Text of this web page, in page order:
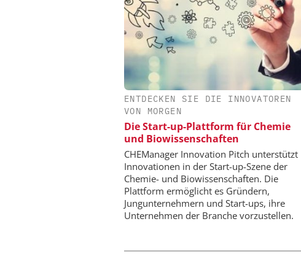
ENTDECKEN SIE DIE INNOVATOREN
VON MORGEN
Die Start-up-Plattform für Chemie
und Biowissenschaften
CHEManager Innovation Pitch unterstützt
Innovationen in der Start-up-Szene der
Chemie- und Biowissenschaften. Die
Plattform ermöglicht es Gründern,
Jungunternehmern und Start-ups, ihre
Unternehmen der Branche vorzustellen.
ZEPPELIN SYSTEMS GMBH
Sichere und hocheffiziente
Produktion von